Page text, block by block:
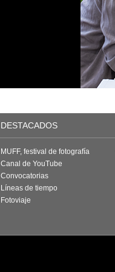
DESTACADOS
MUFF, festival de fotografía
Canal de YouTube
Convocatorias
Líneas de tiempo
Fotoviaje